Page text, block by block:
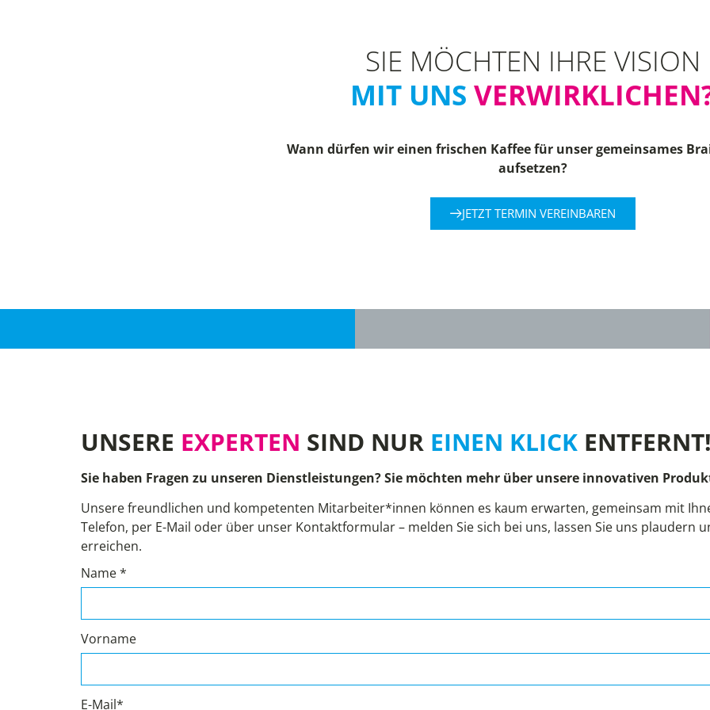
SIE MÖCHTEN IHRE VISION
MIT UNS
Wann dürfen wir einen frischen Kaffee für unser gemeinsames
aufsetzen?
JETZT TERMIN VEREINBAREN
UNSERE EXPERTEN SIND NUR EINEN KLICK ENTFERNT!
Sie haben Fragen zu unseren Dienstleistungen? Sie möchten mehr über unsere innovativen
Unsere freundlichen und kompetenten Mitarbeiter*innen können es kaum erwarten, gemeinsam mit
Telefon, per E-Mail oder über unser Kontaktformular – melden Sie sich bei uns, lassen Sie uns plaudern
erreichen.
Name *
Vorname
E-Mail*